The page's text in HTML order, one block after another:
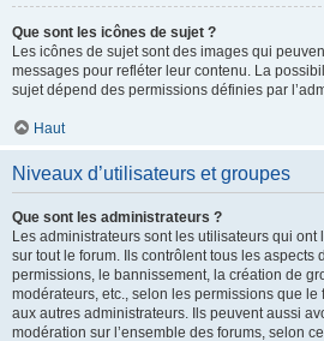
Que sont les icônes de sujet ?
Les icônes de sujet sont des images qui
messages pour refléter leur contenu. La
sujet dépend des permissions définies par
Haut
Niveaux d’utilisateurs et groupes
Que sont les administrateurs ?
Les administrateurs sont les utilisateurs qui
sur tout le forum. Ils contrôlent tous les aspects
permissions, le bannissement, la création de
modérateurs, etc., selon les permissions que
aux autres administrateurs. Ils peuvent aussi
modération sur l’ensemble des forums, selon